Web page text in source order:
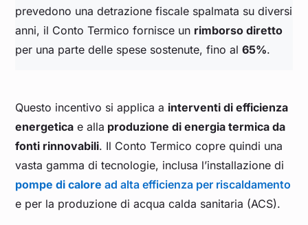
prevedono una detrazione fiscale spalmata su diversi
anni, il Conto Termico fornisce un rimborso diretto
per una parte delle spese sostenute, fino al65%.
Questo incentivo si applica a interventi di efficienza
energetica e alla produzione di energia termica da
fonti rinnovabili. Il Conto Termico copre quindi una
vasta gamma di tecnologie, inclusa l’installazione di
pompe di calore ad alta efficienza per riscaldamento
e per la produzione di acqua calda sanitaria (ACS).